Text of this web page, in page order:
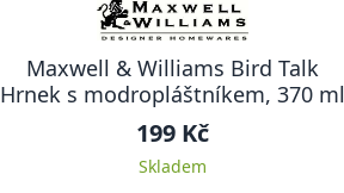
Maxwell & Williams Bird Talk
Hrnek s modropláštníkem, 370 ml
199 Kč
Skladem